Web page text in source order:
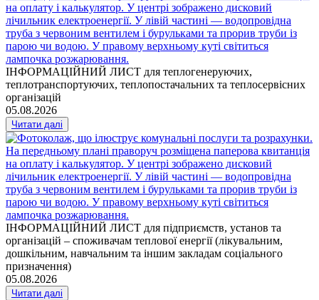
ІНФОРМАЦІЙНИЙ ЛИСТ для теплогенеруючих,
теплотранспортуючих, теплопостачальних та теплосервісних
організацій
05.08.2026
Читати далі
ІНФОРМАЦІЙНИЙ ЛИСТ для підприємств, установ та
організацій – споживачам теплової енергії (лікувальним,
дошкільним, навчальним та іншим закладам соціального
призначення)
05.08.2026
Читати далі